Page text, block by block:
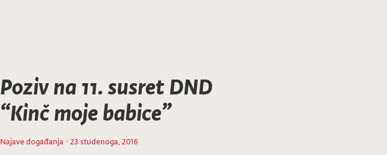
Poziv na 11. susret DND
“Kinč moje babice”
Najave događanja · 23 studenoga, 2016